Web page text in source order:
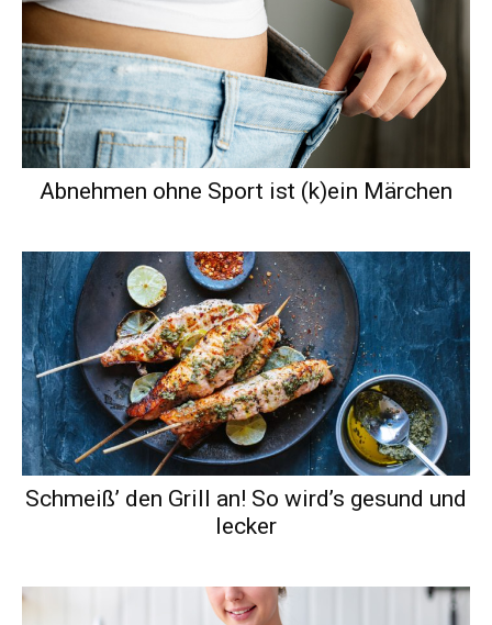
Abnehmen ohne Sport ist (k)ein Märchen
Schmeiß’ den Grill an! So wird’s gesund und
lecker